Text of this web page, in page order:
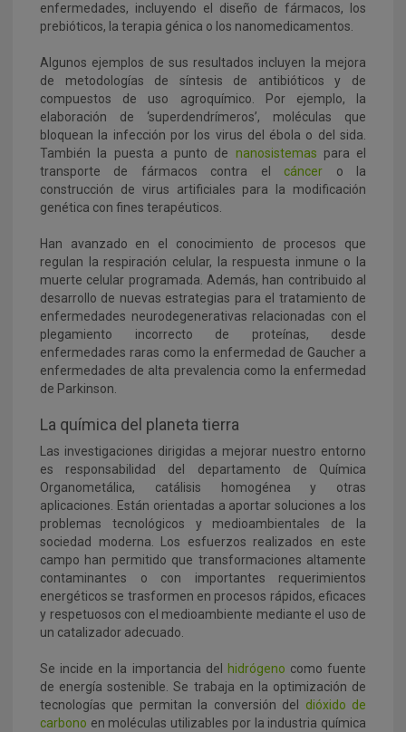
enfermedades, incluyendo el diseño de fármacos, los
prebióticos, la terapia génica o los nanomedicamentos.
Algunos ejemplos de sus resultados incluyen la mejora
de metodologías de síntesis de antibióticos y de
compuestos de uso agroquímico. Por ejemplo, la
elaboración de ‘superdendrímeros’, moléculas que
bloquean la infección por los virus del ébola o del sida.
También la puesta a punto de nanosistemas para el
transporte de fármacos contra el cáncer o la
construcción de virus artificiales para la modificación
genética con fines terapéuticos.
Han avanzado en el conocimiento de procesos que
regulan la respiración celular, la respuesta inmune o la
muerte celular programada. Además, han contribuido al
desarrollo de nuevas estrategias para el tratamiento de
enfermedades neurodegenerativas relacionadas con el
plegamiento incorrecto de proteínas, desde
enfermedades raras como la enfermedad de Gaucher a
enfermedades de alta prevalencia como la enfermedad
de Parkinson.
La química del planeta tierra
Las investigaciones dirigidas a mejorar nuestro entorno
es responsabilidad del departamento de Química
Organometálica, catálisis homogénea y otras
aplicaciones. Están orientadas a aportar soluciones a los
problemas tecnológicos y medioambientales de la
sociedad moderna. Los esfuerzos realizados en este
campo han permitido que transformaciones altamente
contaminantes o con importantes requerimientos
energéticos se trasformen en procesos rápidos, eficaces
y respetuosos con el medioambiente mediante el uso de
un catalizador adecuado.
Se incide en la importancia del hidrógeno como fuente
de energía sostenible. Se trabaja en la optimización de
tecnologías que permitan la conversión del dióxido de
carbono en moléculas utilizables por la industria química